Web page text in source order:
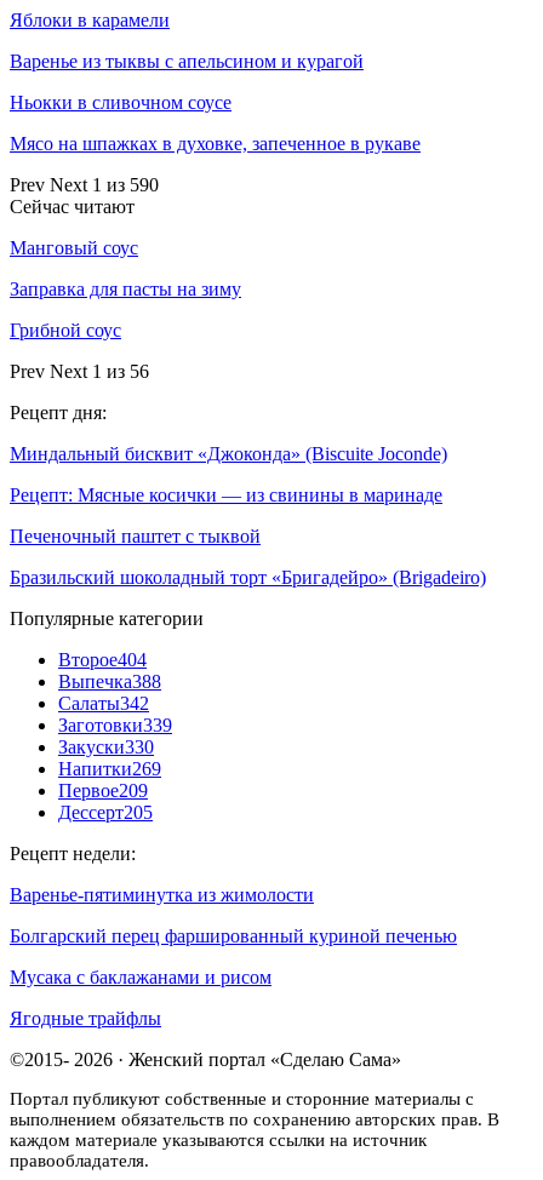
Яблоки в карамели
Варенье из тыквы с апельсином и курагой
Ньокки в сливочном соусе
Мясо на шпажках в духовке, запеченное в рукаве
Prev Next 1 из 590
Сейчас читают
Манговый соус
Заправка для пасты на зиму
Грибной соус
Prev Next 1 из 56
Рецепт дня:
Миндальный бисквит «Джоконда» (Biscuite Joconde)
Рецепт: Мясные косички — из свинины в маринаде
Печеночный паштет с тыквой
Бразильский шоколадный торт «Бригадейро» (Brigadeiro)
Популярные категории
Второе404
Выпечка388
Салаты342
Заготовки339
Закуски330
Напитки269
Первое209
Дессерт205
Рецепт недели:
Варенье-пятиминутка из жимолости
Болгарский перец фаршированный куриной печенью
Мусака с баклажанами и рисом
Ягодные трайфлы
©2015- 2026 · Женский портал «Сделаю Сама»
Портал публикуют собственные и сторонние материалы с
выполнением обязательств по сохранению авторских прав. В
каждом материале указываются ссылки на источник
правообладателя.